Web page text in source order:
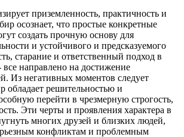
приземленность, практичность и
осознает, что простые конкретные
создать прочную основу для
и устойчивого и предсказуемого
старание и ответственный подход в
направлено на достижение
Из негативных моментов следует
обладает решительностью и
перейти в чрезмерную строгость,
Эти черты и проявления характера в
многих друзей и близких людей,
конфликтам и проблемным